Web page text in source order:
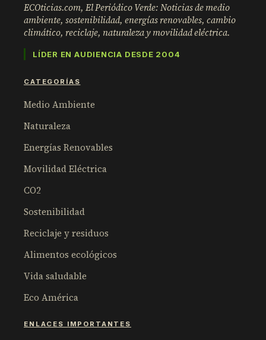
ECOticias.com, El Periódico Verde: Noticias de medio
ambiente, sostenibilidad, energías renovables, cambio
climático, reciclaje, naturaleza y movilidad eléctrica.
LÍDER EN AUDIENCIA DESDE 2004
CATEGORÍAS
Medio Ambiente
Naturaleza
Energías Renovables
Movilidad Eléctrica
CO2
Sostenibilidad
Reciclaje y residuos
Alimentos ecológicos
Vida saludable
Eco América
ENLACES IMPORTANTES